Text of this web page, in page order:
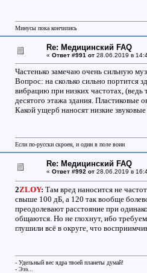
Минусы пока кончились
Re: Медицинский FAQ
« Ответ #991 от28.06.2019 в
Частенько замечаю очень сильную
Вопрос: на сколько сильно портится
вибрацию при низких частотах, (ведь
десятого этажа здания. Пластиковые
Какой ущерб наносят низкие
Если по-русски скроен, и один в поле воин
Re: Медицинский FAQ
« Ответ #992 от28.06.2019 в
2ZLOY: Там вред наносится не
свыше 100 дБ, а 120 так вообще
преодолевают расстояние при
общаются. Но не глохнут, ибо
глушили всё в округе, что
- Удельный вес ядра твоей планеты думай!
- Эээ...